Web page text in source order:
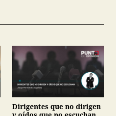
Dirigentes que no dirigen